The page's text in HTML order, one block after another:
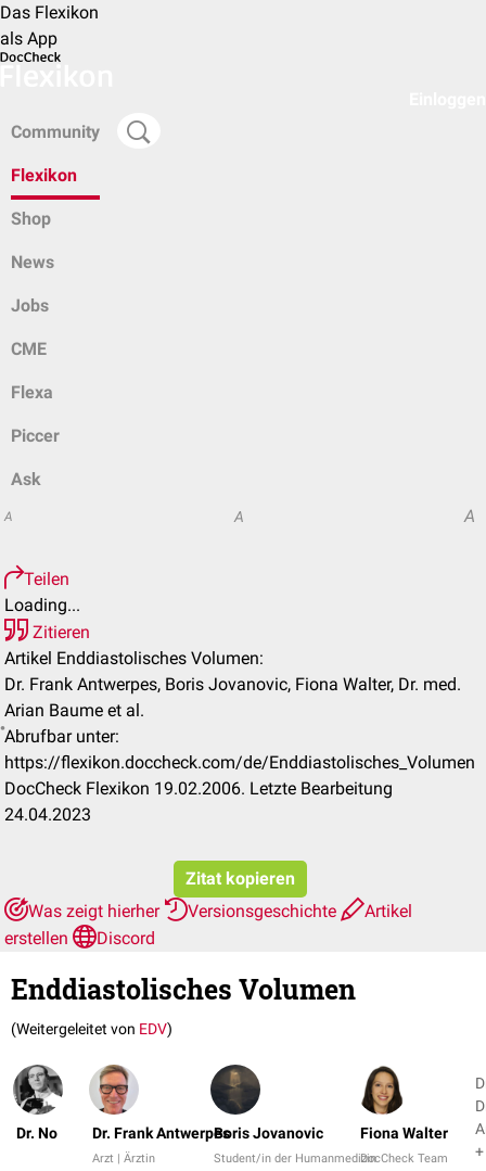
Das Flexikon
als App
Community
Flexikon
Shop
News
Jobs
CME
Flexa
Piccer
Ask
A A A
Teilen
Loading...
Zitieren
Artikel Enddiastolisches Volumen:
Dr. Frank Antwerpes, Boris Jovanovic, Fiona Walter, Dr. med.
Arian Baume et al.
Abrufbar unter:
https://flexikon.doccheck.com/de/Enddiastolisches_Volumen
DocCheck Flexikon 19.02.2006. Letzte Bearbeitung
24.04.2023
Zitat kopieren
Was zeigt hierher
Versionsgeschichte
Artikel
erstellen
Discord
Enddiastolisches Volumen
(Weitergeleitet von EDV)
Dr. No Dr. Frank Antwerpes
Arzt | Ärztin
Boris Jovanovic
Student/in der Humanmedizin
Fiona Walter
DocCheck Team